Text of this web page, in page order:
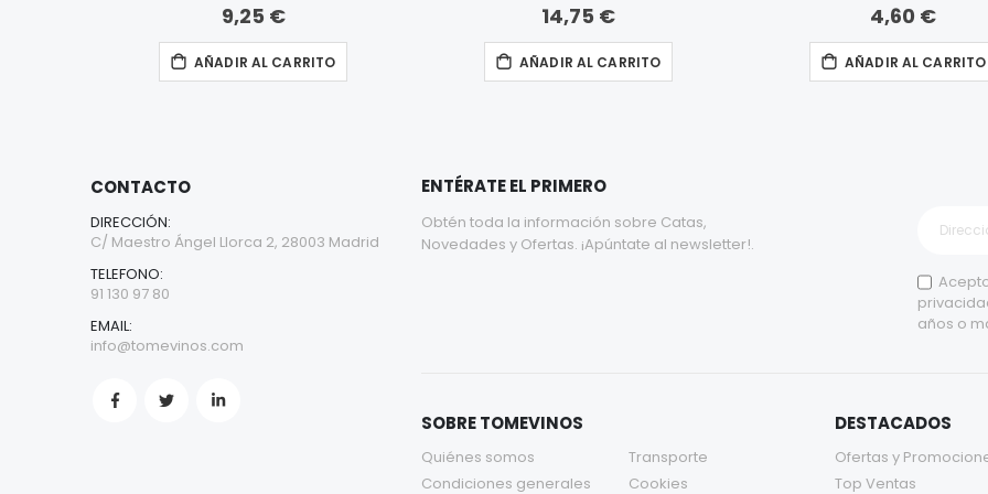
9,25 €
AÑADIR AL CARRITO
14,75 €
AÑADIR AL CARRITO
4,60 €
AÑADIR AL CARRITO
CONTACTO
DIRECCIÓN:
C/ Maestro Ángel Llorca 2, 28003 Madrid
TELEFONO:
91 130 97 80
EMAIL:
info@tomevinos.com
ENTÉRATE EL PRIMERO
Obtén toda la información sobre Catas,
Novedades y Ofertas. ¡Apúntate al newsletter!.
años o
SOBRE TOMEVINOS
Quiénes somos
Condiciones generales
Transporte
Cookies
DESTACADOS
Ofertas y
Top Ventas